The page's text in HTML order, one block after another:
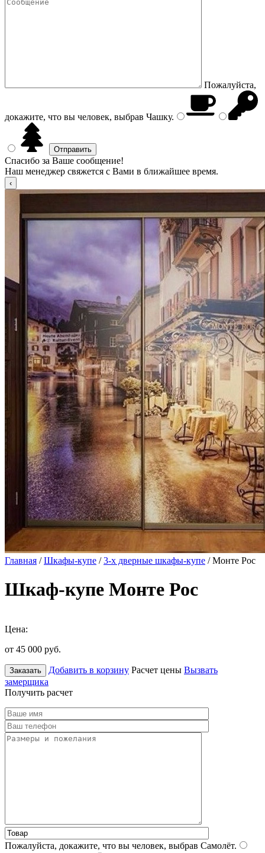
Пожалуйста,
докажите, что вы человек, выбрав Чашку.
Спасибо за Ваше сообщение!
Наш менеджер свяжется с Вами в ближайшее время.
Главная /Шкафы-купе /3-х дверные шкафы-купе / Монте Рос
Шкаф-купе Монте Рос
Цена:
от 45 000 руб.
Заказать Добавить в корзину Расчет цены Вызвать
замерщика
Получить расчет
Пожалуйста, докажите, что вы человек, выбрав Самолёт.